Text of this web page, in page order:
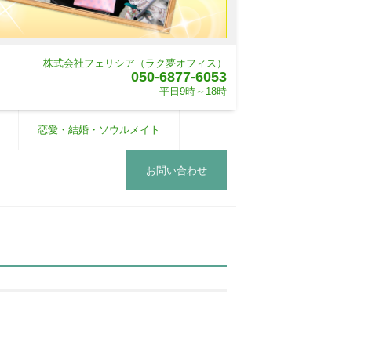
株式会社フェリシア（ラク夢オフィス）
050-6877-6053
平日9時～18時
恋愛・結婚・ソウルメイト
お問い合わせ